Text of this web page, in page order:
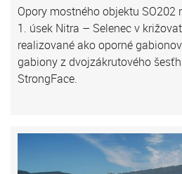
Opory mostného objektu SO202
1. úsek Nitra – Selenec v
realizované ako oporné
gabiony z dvojzákrutového
StrongFace.